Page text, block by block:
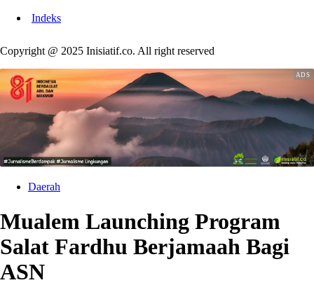
Indeks
Copyright @ 2025 Inisiatif.co. All right reserved
Daerah
Mualem Launching Program
Salat Fardhu Berjamaah Bagi
ASN